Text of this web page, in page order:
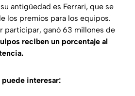
antigüedad es Ferrari, que se
los premios para los equipos.
participar, ganó 63 millones de
reciben un porcentaje al
puede interesar: